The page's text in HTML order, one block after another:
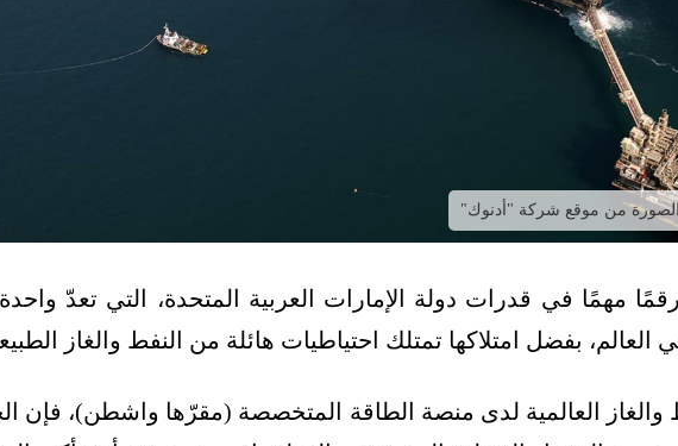
من موقع شركة "أدنوك"
مهمًا في قدرات دولة الإمارات العربية المتحدة، التي تعدّ
العالم، بفضل امتلاكها تمتلك احتياطيات هائلة من النفط والغاز
العالمية لدى منصة الطاقة المتخصصة (مقرّها واشطن)، فإن